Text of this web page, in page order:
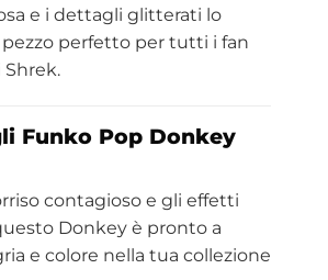
e i dettagli glitterati lo
perfetto per tutti i fan
Shrek.
Funko Pop Donkey
contagioso e gli effetti
Donkey è pronto a
e colore nella tua collezione